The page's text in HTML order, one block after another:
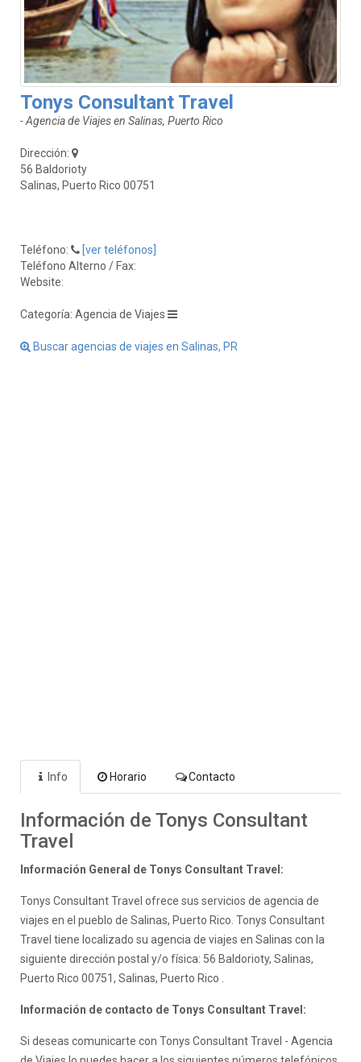
Tonys Consultant Travel
- Agencia de Viajes en Salinas, Puerto Rico
Dirección:
56 Baldorioty
Salinas, Puerto Rico 00751
Teléfono:
[ver teléfonos]
Teléfono Alterno / Fax:
Website:
Categoría: Agencia de Viajes
Buscar agencias de viajes en Salinas, PR
Info Horario Contacto
Información de Tonys Consultant
Travel
Información General de Tonys Consultant Travel:
Tonys Consultant Travel ofrece sus servicios de agencia de
viajes en el pueblo de Salinas, Puerto Rico. Tonys Consultant
Travel tiene localizado su agencia de viajes en Salinas con la
siguiente dirección postal y/o física: 56 Baldorioty, Salinas,
Puerto Rico 00751, Salinas, Puerto Rico .
Información de contacto de Tonys Consultant Travel:
Si deseas comunicarte con Tonys Consultant Travel - Agencia